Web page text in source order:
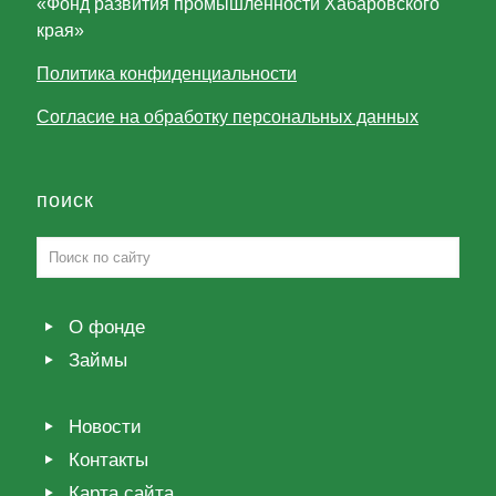
края»
Политика конфиденциальности
Согласие на обработку персональных данных
поиск
О фонде
Займы
Новости
Контакты